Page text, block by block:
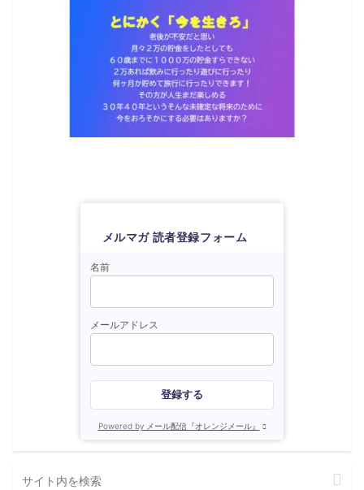
メルマガ 読者登録フォーム
名前
メールアドレス
登録する
Powered by メール配信『オレンジメール』